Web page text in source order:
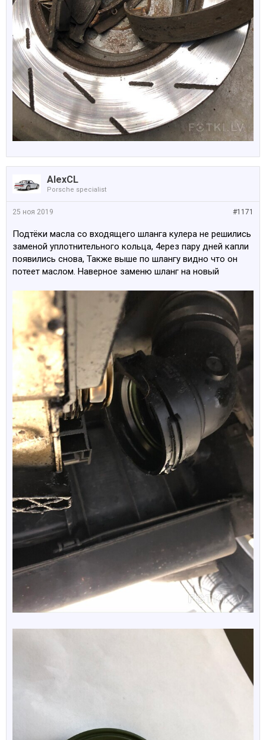
AlexCL
Porsche specialist
#1171
25 ноя 2019
Подтёки масла со входящего шланга кулера не решились
заменой уплотнительного кольца, 4ерез пару дней капли
появились снова, Также выше по шлангу видно что он
потеет маслом. Наверное заменю шланг на новый